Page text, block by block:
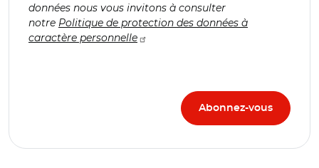
données nous vous invitons à consulter
notre Politique de protection des données à
caractère personnelle